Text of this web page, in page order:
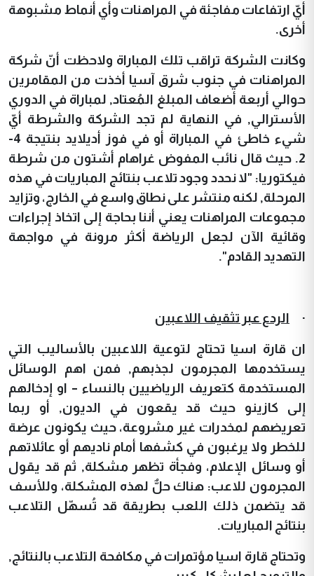
أيّ ارتفاعات مفاجئة في المراهنات وأي أنماط مشبوهة
أخرى.
وكانت الشركة تراقب تلك المباراة ولاحظت أنّ شركة
المراهنات في جنوب شرق آسيا أخذت من المقامرين
حوالي أربعة أضعاف المبلغ المُعتاد, لمباراة في الدوري
الأسترالي, في النهاية لم تجد الشركة والشرطة أيّ
شيء خاطئ في المباراة أو في فوز أديلايد بنتيجة 4-
2. حيث قال نائب المفوض غراهام أشتون من شرطة
فيكتوريا: "لا نحدد وجود تلاعب بنتائج المباريات في هذه
المرحلة, لكنه منتشر على نطاق واسع في الخارج، وتزايد
مجموعات المراهنات يعني أننا بحاجة إلى اتخاذ إجراءات
وقائية الآن لجعل الرياضة أكثر مرونة في مواجهة
التهديد القادم".
· الردع عبر تثقيف اللاعبين
ان قارة اسيا تحتاج لتوعية اللاعبين بالأساليب التي
يستخدمها المجرمون لجذبهم, فمن اهم الوسائل
المستخدمة كتعريف الرياضيين بالنساء – او إدخالهم
إلى كازينو حيث قد يقعون في الديون, أو ربما
تعريضهم لمخدرات غير مشروعة، حيث يكونون عرضة
للخطر ولا يرغبون في كشفها أمام ناديهم أو عائلاتهم
أو وسائل الإعلام، وفجأة تظهر مشكلة, ثم قد يقول
المجرمون للاعب: هناك حلٌّ لهذه المشكلة، وللأسف
قد يتضمن ذلك اللعب بطريقة قد تُسهّل التلاعب
بنتائج المباريات.
وتحتاج قارة اسيا مؤتمرات في مكافحة التلاعب بالنتائج,